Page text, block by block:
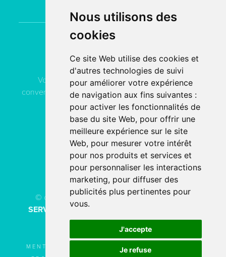
Nous utilisons des
cookies
Ce site Web utilise des cookies et
d'autres technologies de suivi
pour améliorer votre expérience
de navigation aux fins suivantes :
pour activer les fonctionnalités de
base du site Web, pour offrir une
meilleure expérience sur le site
Web, pour mesurer votre intérêt
pour nos produits et services et
pour personnaliser les interactions
marketing, pour diffuser des
publicités plus pertinentes pour
vous.
J'accepte
Je refuse
Contactez
ACN Service
Vous pouvez contacter ACN Service à votre
convenance, soit par téléphone, soit par email, soit en
remplissant le formulaire de contact.
04 78 80 40 91
PAR EMAIL
© copyright 2026 - Tous droits réservésACN
SERVICE
Création de site internet
l’agence digitale SERCO POINTWEB
MENTIONS LÉGALES
UTILISATION DES